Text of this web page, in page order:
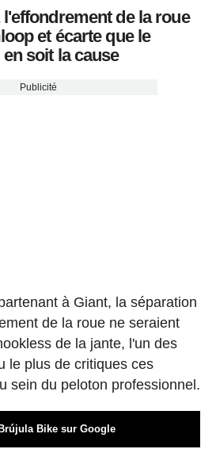
de la roue
et écarte que le
soit la cause
Publicité
à Giant, la séparation
de la roue ne seraient
de la jante, l'un des
le plus de critiques ces
sein du peloton professionnel.
Bike sur Google